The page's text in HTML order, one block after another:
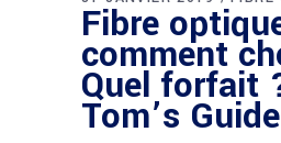
Fibre
comment
Quel forfait
Tom’s Guide